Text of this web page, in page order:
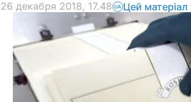
26 декабря 2018, 17.48 Цей